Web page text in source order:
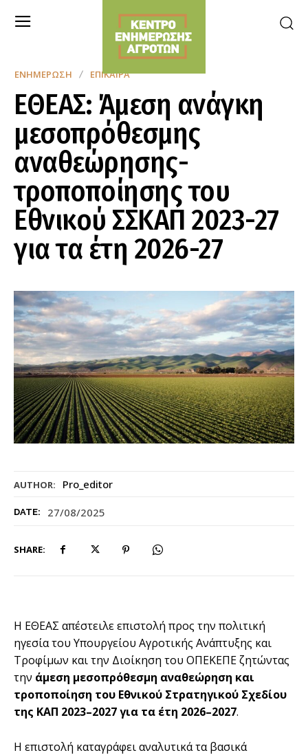
AUTHOR: Pro_editor
DATE: 27/08/2025
SHARE:
ΕΝΗΜΈΡΩΣΗ ΕΠΊΚΑΙΡΑ
ΕΘΕΑΣ: Άμεση ανάγκη
μεσοπρόθεσμης
αναθεώρησης-
τροποποίησης του
Εθνικού ΣΣΚΑΠ 2023-27
για τα έτη 2026-27
Η ΕΘΕΑΣ απέστειλε επιστολή προς την πολιτική
ηγεσία του Υπουργείου Αγροτικής Ανάπτυξης και
Τροφίμων και την Διοίκηση του ΟΠΕΚΕΠΕ ζητώντας
την άμεση μεσοπρόθεσμη αναθεώρηση και
τροποποίηση του Εθνικού Στρατηγικού Σχεδίου
της ΚΑΠ 2023–2027 για τα έτη 2026–2027.
Η επιστολή καταγράφει αναλυτικά τα βασικά